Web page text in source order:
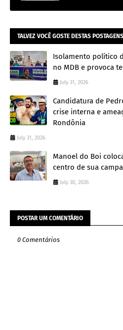
TALVEZ VOCÊ GOSTE DESTAS POSTAGENS
Isolamento político
no MDB e provoca
July 31, 2026
Candidatura de
crise interna e
Rondônia
July 31, 2026
Manoel do Boi
centro de sua
July 30, 2026
POSTAR UM COMENTÁRIO
0 Comentários